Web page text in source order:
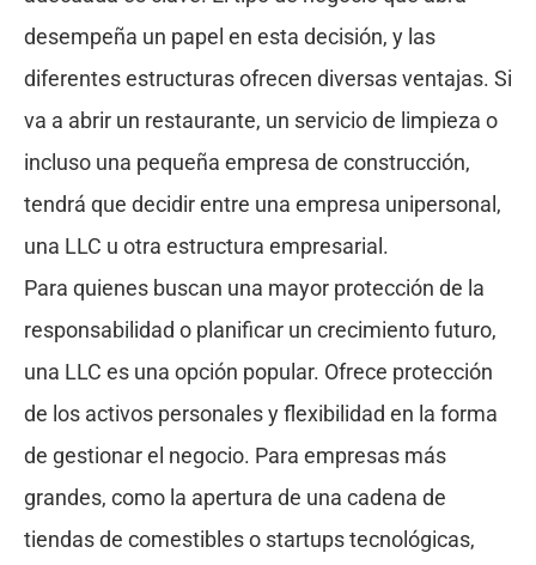
desempeña un papel en esta decisión, y las
diferentes estructuras ofrecen diversas ventajas. Si
va a abrir un restaurante, un servicio de limpieza o
incluso una pequeña empresa de construcción,
tendrá que decidir entre una empresa unipersonal,
una LLC u otra estructura empresarial.
Para quienes buscan una mayor protección de la
responsabilidad o planificar un crecimiento futuro,
una LLC es una opción popular. Ofrece protección
de los activos personales y flexibilidad en la forma
de gestionar el negocio. Para empresas más
grandes, como la apertura de una cadena de
tiendas de comestibles o startups tecnológicas,